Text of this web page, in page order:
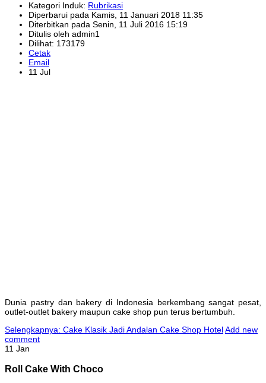
Kategori Induk: Rubrikasi
Diperbarui pada Kamis, 11 Januari 2018 11:35
Diterbitkan pada Senin, 11 Juli 2016 15:19
Ditulis oleh admin1
Dilihat: 173179
Cetak
Email
11 Jul
Dunia pastry dan bakery di Indonesia berkembang sangat pesat,
outlet-outlet bakery maupun cake shop pun terus bertumbuh.
Selengkapnya: Cake Klasik Jadi Andalan Cake Shop HotelAdd new
comment
11 Jan
Roll Cake With Choco